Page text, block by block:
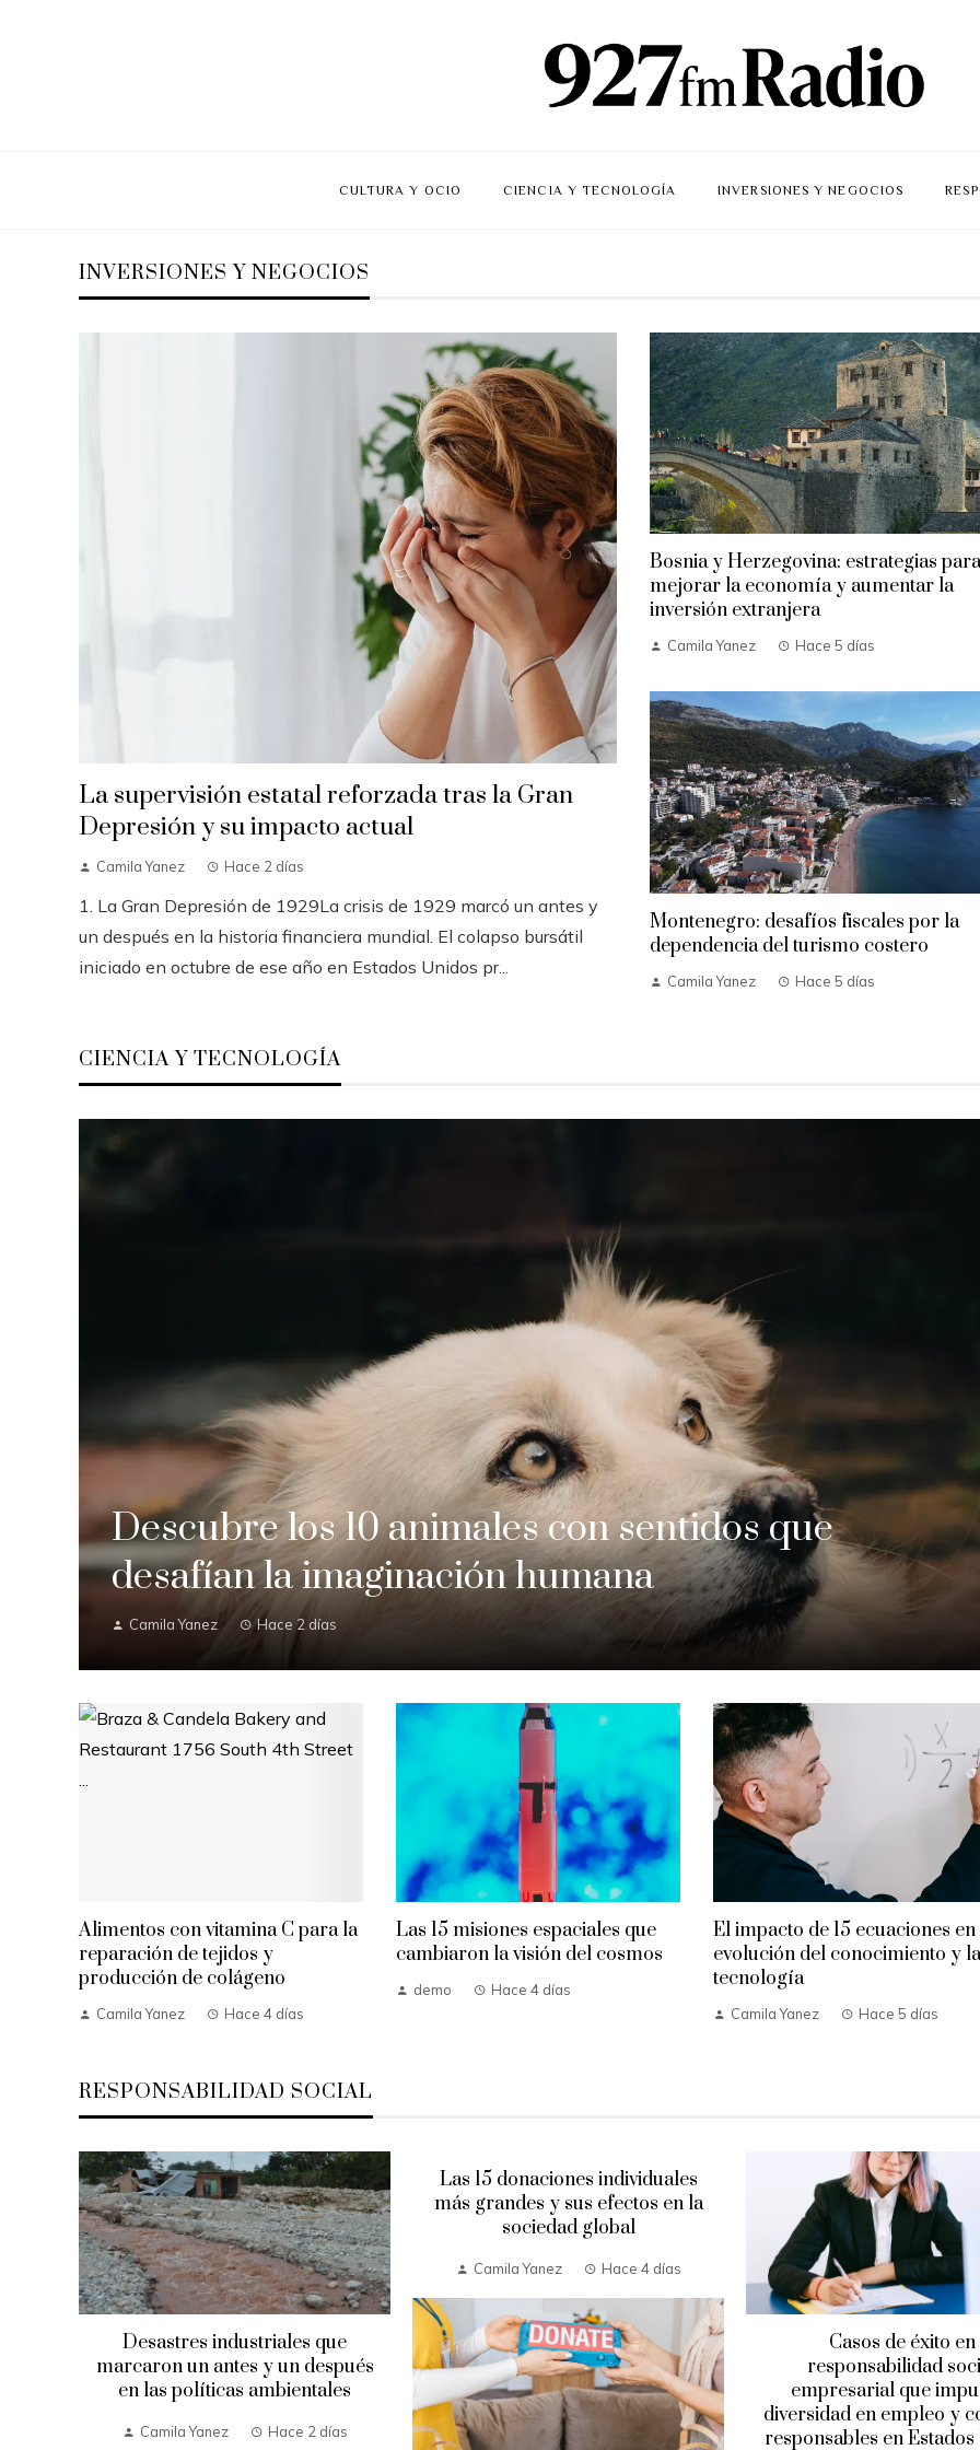
CULTURA Y OCIO CIENCIA Y TECNOLOGÍA INVERSIONES Y NEGOCIOS
INVERSIONES Y NEGOCIOS
La supervisión estatal reforzada tras la Gran
Depresión y su impacto actual
Camila Yanez Hace 2 días
1. La Gran Depresión de 1929La crisis de 1929 marcó un antes y
un después en la historia financiera mundial. El colapso bursátil
iniciado en octubre de ese año en Estados Unidos pr...
Bosnia y Herzegovina: estrategias para
mejorar la economía y aumentar la
inversión extranjera
Camila Yanez Hace 5 días
Montenegro: desafíos fiscales por la
dependencia del turismo costero
Camila Yanez Hace 5 días
CIENCIA Y TECNOLOGÍA
Descubre los 10 animales con sentidos que
desafían la imaginación humana
Camila Yanez Hace 2 días
Alimentos con vitamina C para la
reparación de tejidos y
producción de colágeno
Camila Yanez Hace 4 días
Las 15 misiones espaciales que
cambiaron la visión del cosmos
demo Hace 4 días
El impacto de 15 ecuaciones en
evolución del conocimiento y la
tecnología
Camila Yanez Hace 5 días
Los inventos accidentales más
influyentes en la alimentación y la
comunicación
Hace 1 semana
RESPONSABILIDAD SOCIAL
Desastres industriales que
marcaron un antes y un después
en las políticas ambientales
Camila Yanez Hace 2 días
Las 15 donaciones individuales
más grandes y sus efectos en la
sociedad global
Camila Yanez Hace 4 días
Casos de éxito en
responsabilidad
empresarial que
diversidad en empleo y
responsables en